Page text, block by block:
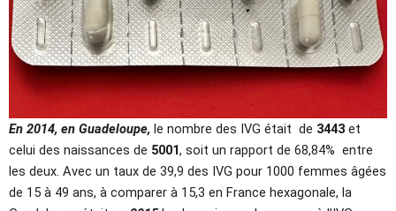
En 2014, en Guadeloupe, le nombre des IVG était de 3443 et
celui des naissances de 5001, soit un rapport de 68,84% entre
les deux. Avec un taux de 39,9 des IVG pour 1000 femmes âgées
de 15 à 49 ans, à comparer à 15,3 en France hexagonale, la